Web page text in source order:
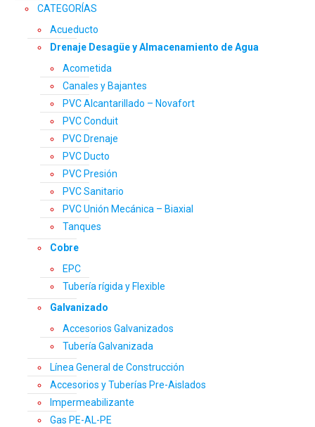
CATEGORÍAS
Acueducto
Drenaje Desagüe y Almacenamiento de Agua
Acometida
Canales y Bajantes
PVC Alcantarillado – Novafort
PVC Conduit
PVC Drenaje
PVC Ducto
PVC Presión
PVC Sanitario
PVC Unión Mecánica – Biaxial
Tanques
Cobre
EPC
Tubería rígida y Flexible
Galvanizado
Accesorios Galvanizados
Tubería Galvanizada
Línea General de Construcción
Accesorios y Tuberías Pre-Aislados
Impermeabilizante
Gas PE-AL-PE